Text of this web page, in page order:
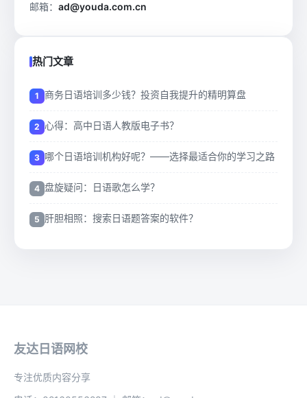
邮箱： ad@youda.com.cn
热门文章
商务日语培训多少钱？投资自我提升的精明算盘
心得：高中日语人教版电子书？
哪个日语培训机构好呢？——选择最适合你的学习之路
盘旋疑问：日语歌怎么学？
肝胆相照：搜索日语题答案的软件？
友达日语网校
专注优质内容分享